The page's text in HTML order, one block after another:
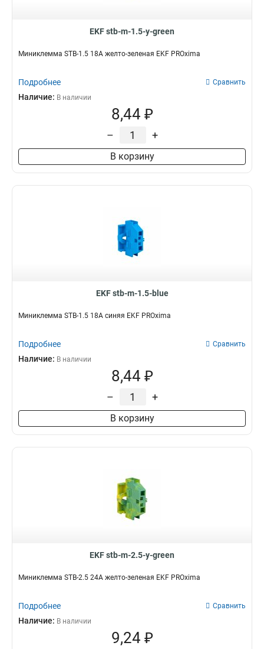
EKF stb-m-1.5-y-green
Миниклемма STB-1.5 18A желто-зеленая EKF PROxima
Подробнее Сравнить
Наличие: В наличии
8,44 ₽
– +
В корзину
EKF stb-m-1.5-blue
Миниклемма STB-1.5 18A синяя EKF PROxima
Подробнее Сравнить
Наличие: В наличии
8,44 ₽
– +
В корзину
EKF stb-m-2.5-y-green
Миниклемма STB-2.5 24A желто-зеленая EKF PROxima
Подробнее Сравнить
Наличие: В наличии
9,24 ₽